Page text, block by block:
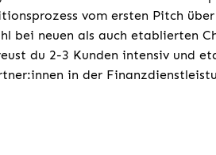
vom ersten Pitch
bei neuen als auch etablierten
du 2-3 Kunden intensiv und
in der